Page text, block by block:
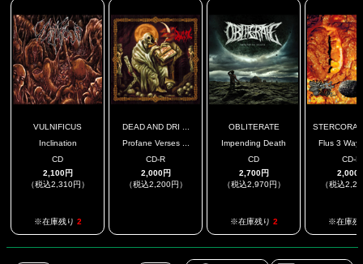
VULNIFICUS
Inclination
CD
2,100円
（税込2,310円）
※在庫残り 2
DEAD AND DRI ...
Profane Verses ...
CD-R
2,000円
（税込2,200円）
OBLITERATE
Impending Death
CD
2,700円
（税込2,970円）
※在庫残り 2
Flus 3 Way
CD-R
2,000
（税込
※在庫残